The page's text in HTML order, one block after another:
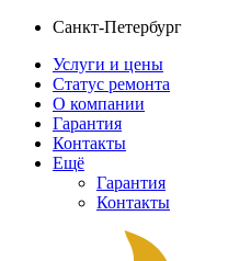
Санкт-Петербург
Услуги и цены
Статус ремонта
О компании
Гарантия
Контакты
Ещё
Гарантия
Контакты